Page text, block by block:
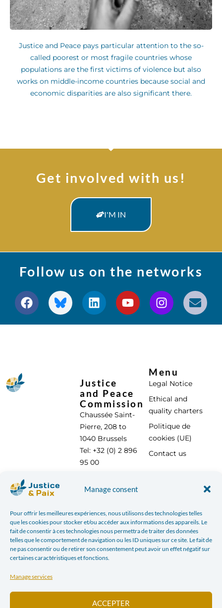
Manage consent
Pour offrir les meilleures expériences, nous utilisons des technologies telles
que les cookies pour stocker et/ou accéder aux informations des appareils. Le
fait de consentir à ces technologies nous permettra de traiter des données
telles que le comportement de navigation ou les ID uniques sur ce site. Le fait de
ne pas consentir ou de retirer son consentement peut avoir un effet négatif sur
certaines caractéristiques et fonctions.
Manage services
ACCEPTER
Justice and Peace pays particular attention to the so-
called poorest or most fragile countries whose
populations are the first victims of violence but also
works on middle-income countries because social and
economic disparities are also significant there.
Get involved with us!
I'M IN
Follow us on the networks
Justice
and Peace
Commission
Chaussée Saint-
Pierre, 208 to
1040 Brussels
Tel: +32 (0) 2 896
95 00
Menu
Legal Notice
Ethical and
quality charters
Politique de
cookies (UE)
Contact us
With the support of :